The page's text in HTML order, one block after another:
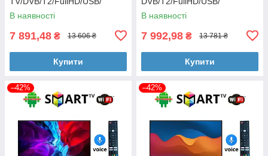
(1980x1080) блютуз пульт
В наявності
7 891,48 ₴ 13 606 ₴
Купити
(1980x1080) блютуз пульт
В наявності
7 992,98 ₴ 13 781 ₴
Купити
–42% –42%